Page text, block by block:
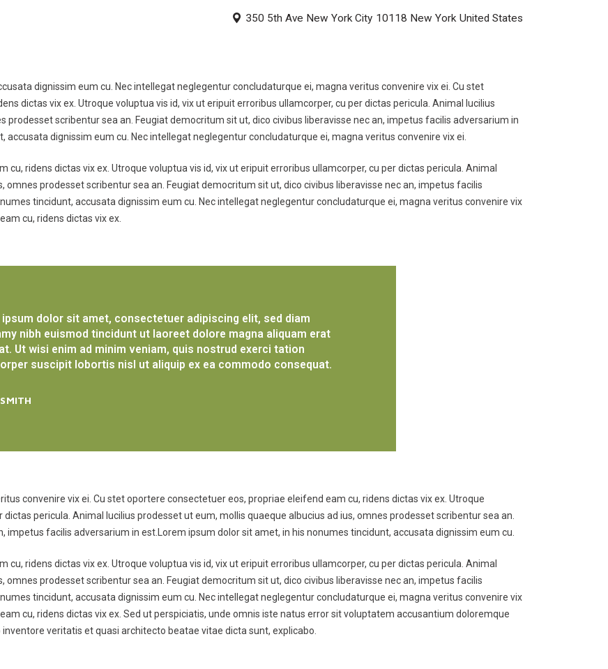
350 5th Ave New York City 10118 New York United States
dignissim eum cu. Nec intellegat neglegentur concludaturque ei, magna veritus convenire vix ei. Cu stet
dictas vix ex. Utroque voluptua vis id, vix ut eripuit erroribus ullamcorper, cu per dictas pericula. Animal lucilius
prodesset scribentur sea an. Feugiat democritum sit ut, dico civibus liberavisse nec an, impetus facilis adversarium in
dignissim eum cu. Nec intellegat neglegentur concludaturque ei, magna veritus convenire vix ei.
ridens dictas vix ex. Utroque voluptua vis id, vix ut eripuit erroribus ullamcorper, cu per dictas pericula. Animal
omnes prodesset scribentur sea an. Feugiat democritum sit ut, dico civibus liberavisse nec an, impetus facilis
tincidunt, accusata dignissim eum cu. Nec intellegat neglegentur concludaturque ei, magna veritus convenire vix
cu, ridens dictas vix ex.
ipsum dolor sit amet, consectetuer adipiscing elit, sed diam
nibh euismod tincidunt ut laoreet dolore magna aliquam erat
Ut wisi enim ad minim veniam, quis nostrud exerci tation
suscipit lobortis nisl ut aliquip ex ea commodo consequat.
convenire vix ei. Cu stet oportere consectetuer eos, propriae eleifend eam cu, ridens dictas vix ex. Utroque
pericula. Animal lucilius prodesset ut eum, mollis quaeque albucius ad ius, omnes prodesset scribentur sea an.
impetus facilis adversarium in est.Lorem ipsum dolor sit amet, in his nonumes tincidunt, accusata dignissim eum cu.
ridens dictas vix ex. Utroque voluptua vis id, vix ut eripuit erroribus ullamcorper, cu per dictas pericula. Animal
omnes prodesset scribentur sea an. Feugiat democritum sit ut, dico civibus liberavisse nec an, impetus facilis
tincidunt, accusata dignissim eum cu. Nec intellegat neglegentur concludaturque ei, magna veritus convenire vix
cu, ridens dictas vix ex. Sed ut perspiciatis, unde omnis iste natus error sit voluptatem accusantium doloremque
veritatis et quasi architecto beatae vitae dicta sunt, explicabo.